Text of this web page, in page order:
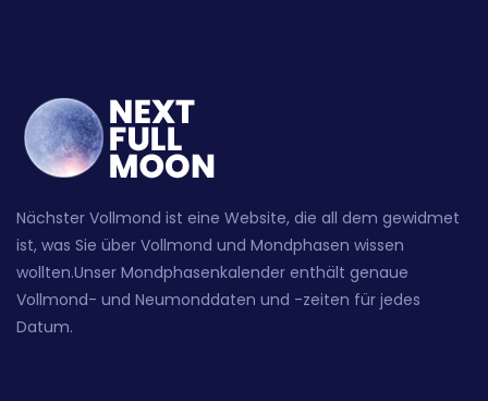
Nächster Vollmond ist eine Website, die all dem gewidmet
ist, was Sie über Vollmond und Mondphasen wissen
wollten.Unser Mondphasenkalender enthält genaue
Vollmond- und Neumonddaten und -zeiten für jedes
Datum.